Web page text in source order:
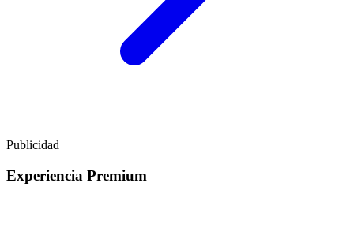
Publicidad
Experiencia Premium